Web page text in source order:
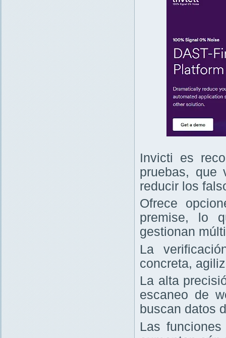
Invicti es
pruebas, que
reducir los
Ofrece
premise, lo
gestionan
La
concreta,
La alta
escaneo de
buscan datos
Las